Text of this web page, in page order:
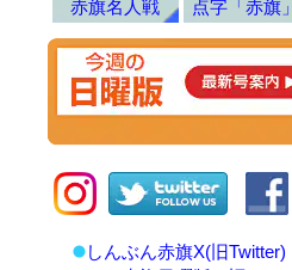
赤旗名人戦
点字「赤旗」
しんぶん赤旗X(旧Twitter)